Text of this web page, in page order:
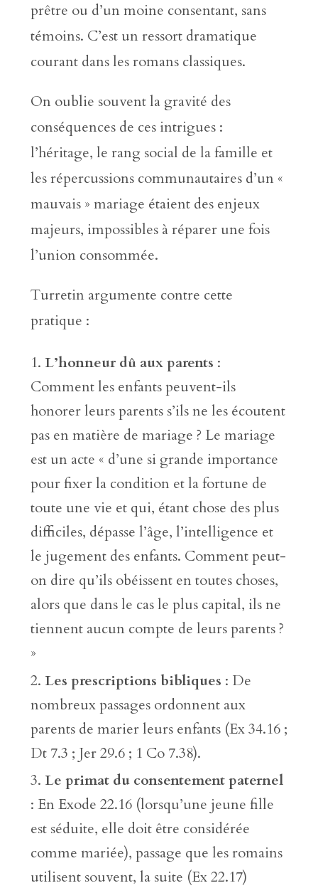
prêtre ou d’un moine consentant, sans
témoins. C’est un ressort dramatique
courant dans les romans classiques.
On oublie souvent la gravité des
conséquences de ces intrigues :
l’héritage, le rang social de la famille et
les répercussions communautaires d’un «
mauvais » mariage étaient des enjeux
majeurs, impossibles à réparer une fois
l’union consommée.
Turretin argumente contre cette
pratique :
L’honneur dû aux parents :
Comment les enfants peuvent-ils
honorer leurs parents s’ils ne les écoutent
pas en matière de mariage ? Le mariage
est un acte « d’une si grande importance
pour fixer la condition et la fortune de
toute une vie et qui, étant chose des plus
difficiles, dépasse l’âge, l’intelligence et
le jugement des enfants. Comment peut-
on dire qu’ils obéissent en toutes choses,
alors que dans le cas le plus capital, ils ne
tiennent aucun compte de leurs parents ?
»
Les prescriptions bibliques : De
nombreux passages ordonnent aux
parents de marier leurs enfants (Ex 34.16 ;
Dt 7.3 ; Jer 29.6 ; 1 Co 7.38).
Le primat du consentement paternel
: En Exode 22.16 (lorsqu’une jeune fille
est séduite, elle doit être considérée
comme mariée), passage que les romains
utilisent souvent, la suite (Ex 22.17)